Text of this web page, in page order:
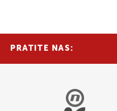
PRATITE NAS: